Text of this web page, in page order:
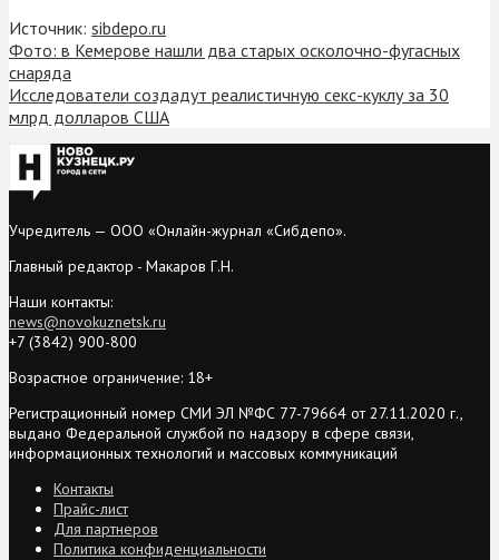
Источник: sibdepo.ru
Фото: в Кемерове нашли два старых осколочно-фугасных
снаряда
Исследователи создадут реалистичную секс-куклу за 30
млрд долларов США
Учредитель — ООО «Онлайн-журнал «Сибдепо».
Главный редактор - Макаров Г.Н.
Наши контакты:
news@novokuznetsk.ru
+7 (3842) 900-800
Возрастное ограничение: 18+
Регистрационный номер СМИ ЭЛ №ФС 77-79664 от 27.11.2020 г.,
выдано Федеральной службой по надзору в сфере связи,
информационных технологий и массовых коммуникаций
Контакты
Прайс-лист
Для партнеров
Политика конфиденциальности